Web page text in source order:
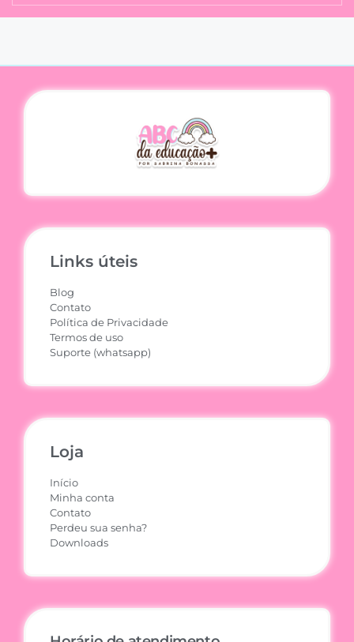
Links úteis
Blog
Contato
Política de Privacidade
Termos de uso
Suporte (whatsapp)
Loja
Início
Minha conta
Contato
Perdeu sua senha?
Downloads